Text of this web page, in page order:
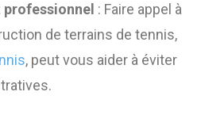
: Faire appel à
de terrains de tennis,
, peut vous aider à éviter